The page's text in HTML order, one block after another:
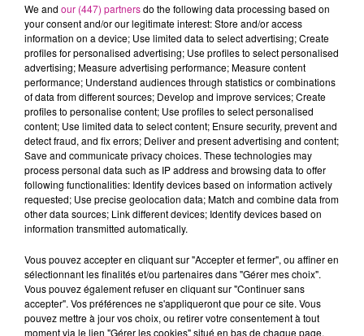
Retrouvez les meilleurs moments du 7-10 Alsace avecM2
Color, votre façadier dans le Haut-Rhin.
TITRES DIFFUSÉS
7h08
7h08 7h05
7h05 7h02
7h02
We and our (447) partnersdo the following data processing based on
your consent and/or our legitimate interest: Store and/or access
information on a device; Use limited data to select advertising; Create
profiles for personalised advertising; Use profiles to select personalised
advertising; Measure advertising performance; Measure content
performance; Understand audiences through statistics or combinations
of data from different sources; Develop and improve services; Create
profiles to personalise content; Use profiles to select personalised
content; Use limited data to select content; Ensure security, prevent and
detect fraud, and fix errors; Deliver and present advertising and content;
Save and communicate privacy choices. These technologies may
process personal data such as IP address and browsing data to offer
following functionalities: Identify devices based on information actively
requested; Use precise geolocation data; Match and combine data from
other data sources; Link different devices; Identify devices based on
information transmitted automatically.
Vous pouvez accepter en cliquant sur "Accepter et fermer", ou affiner en
sélectionnant les finalités et/ou partenaires dans "Gérer mes choix".
Vous pouvez également refuser en cliquant sur "Continuer sans
accepter". Vos préférences ne s'appliqueront que pour ce site. Vous
pouvez mettre à jour vos choix, ou retirer votre consentement à tout
moment via le lien "Gérer les cookies" situé en bas de chaque page.